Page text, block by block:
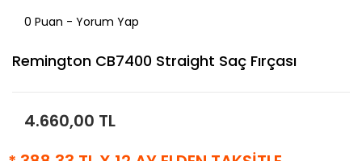
0 Puan - Yorum Yap
Remington CB7400 Straight Saç Fırçası
4.660,00 TL